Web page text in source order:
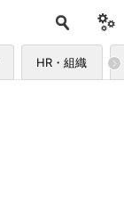
HR・組織